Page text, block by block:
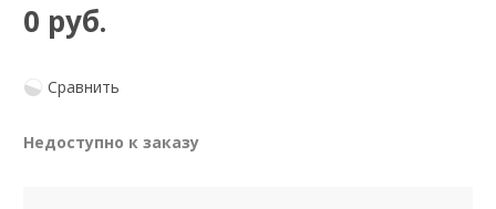
0 руб.
Сравнить
Недоступно к заказу